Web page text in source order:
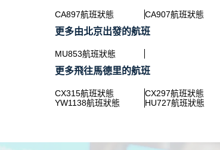
CA897航班狀態 CA907航班狀態
更多由北京出發的航班
MU853航班狀態
更多飛往馬德里的航班
CX315航班狀態 CX297航班狀態
YW1138航班狀態
HU727航班狀態